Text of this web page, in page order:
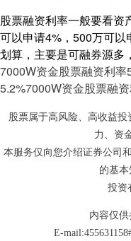
股票融资利率一般要看资
可以申请4%，500万可
划算，主要是可融券源多
7000W资金股票融资利率
5.2%7000W资金股票融
股票属于高风险、高收益
力、资
本服务仅向您介绍证券公司
的基
投资
内容仅
E-